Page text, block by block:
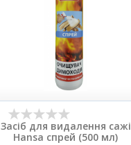
Засіб для видалення сажі
Hansa спрей (500 мл)